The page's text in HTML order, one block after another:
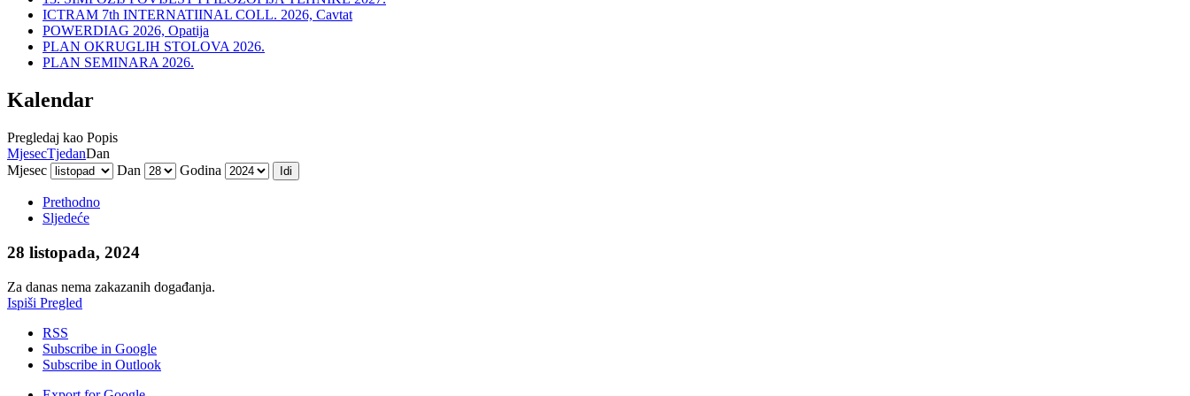
ICTRAM 7th INTERNATIINAL COLL. 2026, Cavtat
POWERDIAG 2026, Opatija
PLAN OKRUGLIH STOLOVA 2026.
PLAN SEMINARA 2026.
Kalendar
Pregledaj kao Popis
MjesecTjedanDan
Mjesec
Dan Godina
Prethodno
Sljedeće
28 listopada, 2024
Za danas nema zakazanih događanja.
Ispiši Pregled
RSS
Subscribe in Google
Subscribe in Outlook